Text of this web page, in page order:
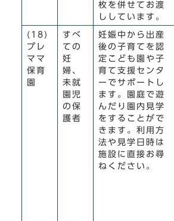
枚を併せてお渡
ししています。
(18)
プレ
ママ
保育
園
すべ
ての
妊
婦、
未就
園児
の保
護者
妊娠中から出産
後の子育てを認
定こども園や子
育て支援センタ
ーでサポートし
ます。園庭で遊
んだり園内見学
をすることがで
きます。利用方
法や見学日時は
施設に直接お尋
ねください。